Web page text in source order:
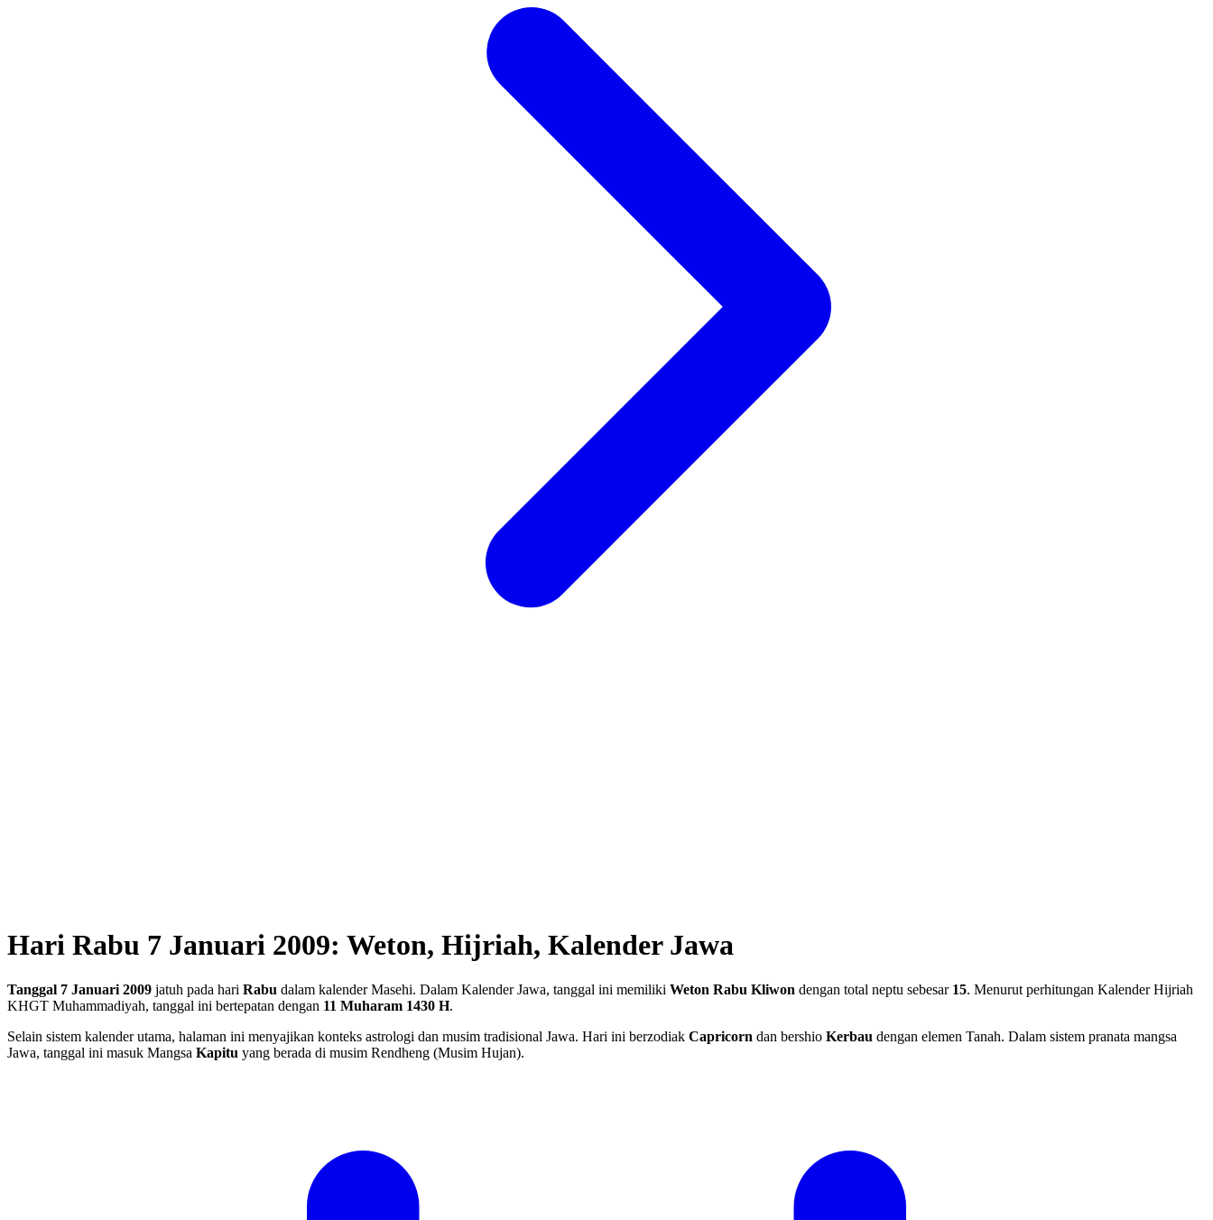
Hari Rabu 7 Januari 2009: Weton, Hijriah, Kalender Jawa
Tanggal 7 Januari 2009 jatuh pada hari Rabu dalam kalender Masehi. Dalam Kalender Jawa, tanggal ini memiliki Weton Rabu Kliwon dengan total neptu sebesar 15. Menurut perhitungan Kalender Hijriah
KHGT Muhammadiyah, tanggal ini bertepatan dengan 11 Muharam 1430 H.
Selain sistem kalender utama, halaman ini menyajikan konteks astrologi dan musim tradisional Jawa. Hari ini berzodiak Capricorn dan bershio Kerbau dengan elemen Tanah. Dalam sistem pranata mangsa
Jawa, tanggal ini masuk Mangsa Kapitu yang berada di musim Rendheng (Musim Hujan).